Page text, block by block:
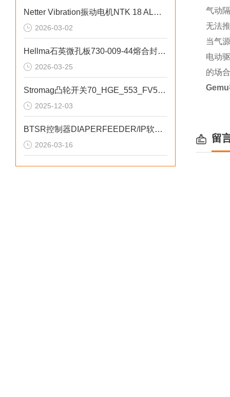
Netter Vibration振动电机NTK 18 AL技术优势
2026-03-02
Hellma石英微孔板730-009-44熔合封接技术
2026-03-25
Stromag凸轮开关70_HGE_553_FV50_A1R
2025-12-03
BTSR控制器DIAPERFEEDER/IP软件与控制架构
2026-03-16
气动
无法
当气
电动
的场
留